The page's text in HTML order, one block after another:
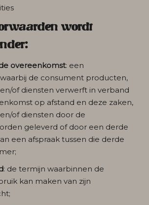
wordt
overeenkomst: een
de consument producten,
of diensten verwerft in verband
op afstand en deze zaken,
of diensten door de
geleverd of door een derde
een afspraak tussen die derde
: de termijn waarbinnen de
kan maken van zijn